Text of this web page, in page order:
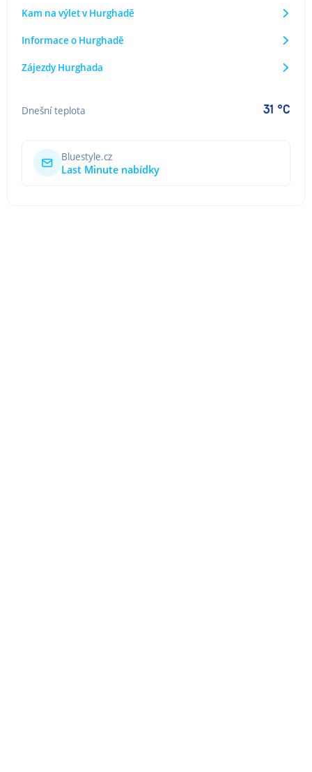
Kam na výlet v Hurghadě
Informace o Hurghadě
Zájezdy Hurghada
Dnešní teplota 31 °C
Bluestyle.cz
Last Minute nabídky